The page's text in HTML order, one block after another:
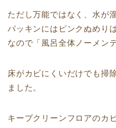
ただし万能ではなく、水が
パッキンにはピンクぬめり
なので「風呂全体ノーメン
床がカビにくいだけでも掃
ました。
キープクリーンフロアのカ